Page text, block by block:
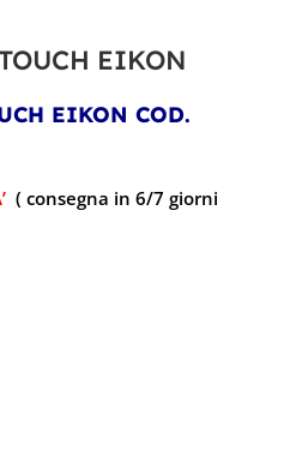
EIKON
EIKON COD.
( consegna in 6/7 giorni